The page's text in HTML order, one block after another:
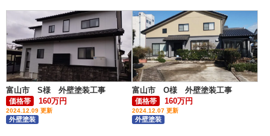
富山市 S様 外壁塗装工事
価格帯 160万円
2024.12.09 更新
外壁塗装
富山市 O様 外壁塗装工事
価格帯 160万円
2024.12.07 更新
外壁塗装